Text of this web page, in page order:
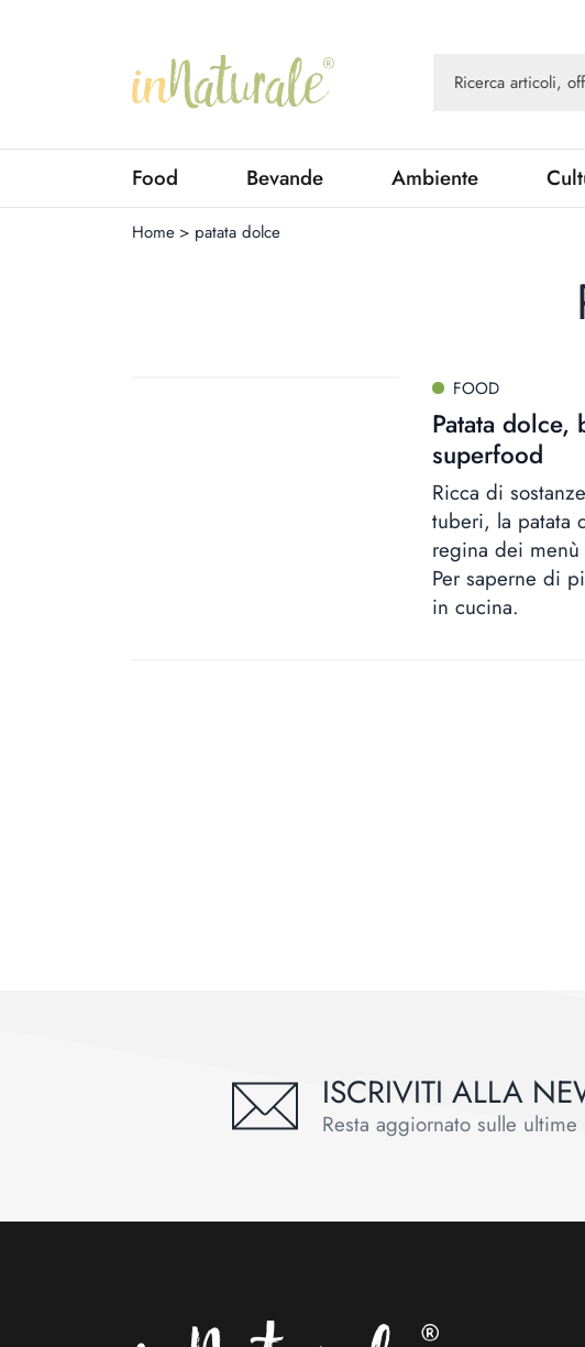
Food Bevande Ambiente
Home > patata dolce
FOOD
Patata
superfood
Ricca di
tuberi, la patata
regina dei
Per saperne di
in cucina.
ISCRIVITI ALLA
Resta aggiornato sulle